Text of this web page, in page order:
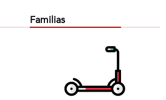
Familias